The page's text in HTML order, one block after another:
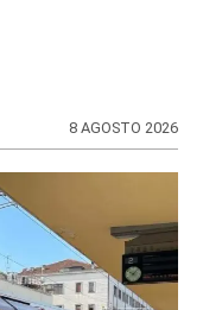
8 AGOSTO 2026